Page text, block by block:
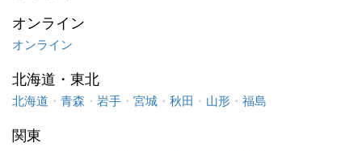
オンライン
オンライン
北海道・東北
北海道 ・ 青森 ・ 岩手 ・ 宮城 ・ 秋田 ・ 山形 ・ 福島
関東